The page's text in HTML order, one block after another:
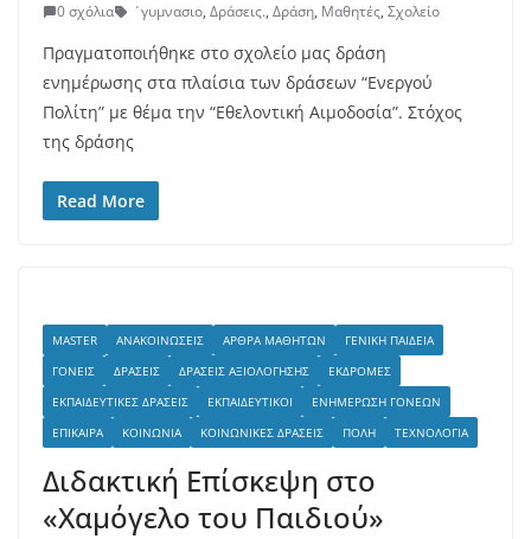
0 σχόλια
΄γυμνασιο, Δράσεις., Δράση, Μαθητές, Σχολείο
Πραγματοποιήθηκε στο σχολείο μας δράση
ενημέρωσης στα πλαίσια των δράσεων “Ενεργού
Πολίτη” με θέμα την “Εθελοντική Αιμοδοσία”. Στόχος
της δράσης
Read More
MASTER ΑΝΑΚΟΙΝΏΣΕΙΣ ΆΡΘΡΑ ΜΑΘΗΤΏΝ
ΓΕΝΙΚΉ ΠΑΙΔΕΊΑ
ΓΟΝΕΊΣ
ΔΡΆΣΕΙΣ ΔΡΆΣΕΙΣ ΑΞΙΟΛΌΓΗΣΗΣ
ΕΚΔΡΟΜΈΣ
ΕΚΠΑΙΔΕΥΤΙΚΈΣ ΔΡΆΣΕΙΣ
ΕΚΠΑΙΔΕΥΤΙΚΟΊ
ΕΝΗΜΈΡΩΣΗ ΓΟΝΈΩΝ
ΕΠΊΚΑΙΡΑ
ΚΟΙΝΩΝΊΑ ΚΟΙΝΩΝΙΚΈΣ ΔΡΆΣΕΙΣ ΠΌΛΗ ΤΕΧΝΟΛΟΓΊΑ
Διδακτική Επίσκεψη στο
«Χαμόγελο του Παιδιού»